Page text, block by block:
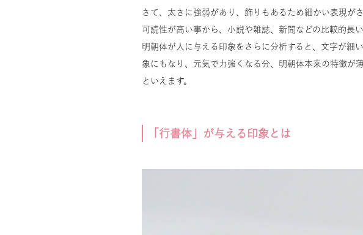
さて、太さに強弱があり、飾りもあるため細かい表現が
可読性が高い事から、小説や雑誌、新聞などの比較的長
明朝体が人に与える印象をさらに分析すると、文字が細
象にもなり、元気で力強くなる分、明朝体本来の特徴が
といえます。
「行書体」が与える印象とは